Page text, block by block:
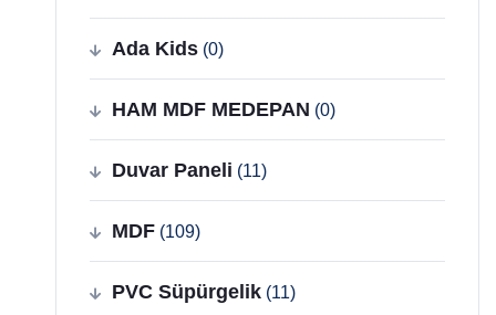
Ada Kids (0)
HAM MDF MEDEPAN (0)
Duvar Paneli (11)
MDF (109)
PVC Süpürgelik (11)